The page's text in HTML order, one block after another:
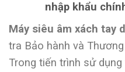
nhập khẩu
Máy siêu âm xách tay
tra Bảo hành và
Trong tiến trình sử